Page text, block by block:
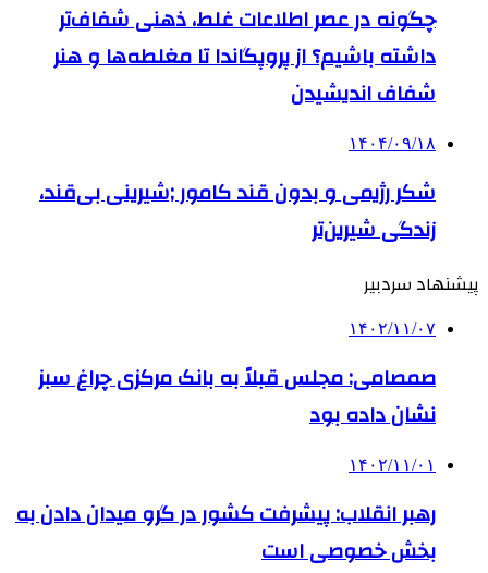
چگونه در عصر اطلاعات غلط، ذهنی شفاف‌تر
داشته باشیم؟ از پروپگاندا تا مغلطه‌ها و هنر
شفاف اندیشیدن
۱۴۰۴/۰۹/۱۸
شکر رژیمی و بدون قند کامور ;شیرینی بی‌قند،
زندگی شیرین‌تر
پیشنهاد سردبیر
۱۴۰۲/۱۱/۰۷
صمصامی: مجلس قبلاً به بانک مرکزی چراغ سبز
نشان داده بود
۱۴۰۲/۱۱/۰۱
رهبر انقلاب: پیشرفت کشور در گرو میدان دادن به
بخش خصوصی است